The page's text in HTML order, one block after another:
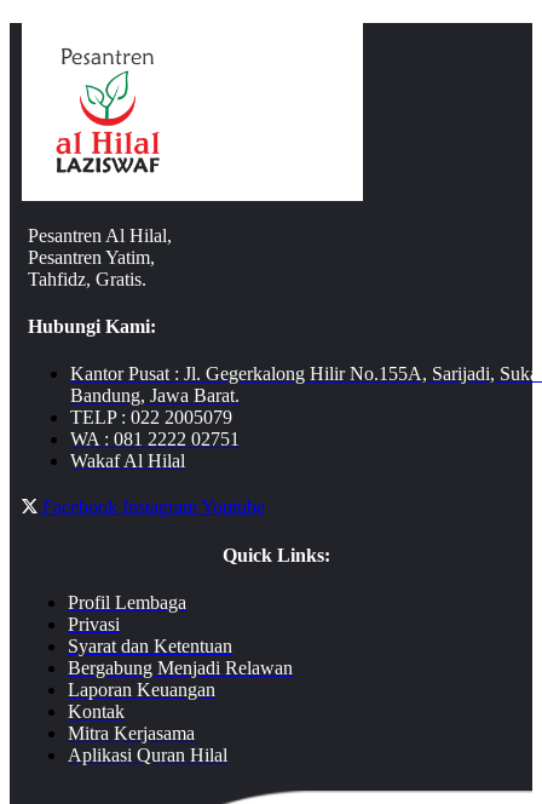
Pesantren Al Hilal,
Pesantren Yatim,
Tahfidz, Gratis.
Hubungi Kami:
Kantor Pusat : Jl. Gegerkalong Hilir No.155A, Sarijadi,
Bandung, Jawa Barat.
TELP : 022 2005079
WA : 081 2222 02751
Wakaf Al Hilal
Facebook InstagramYoutube
Quick Links:
Profil Lembaga
Privasi
Syarat dan Ketentuan
Bergabung Menjadi Relawan
Laporan Keuangan
Kontak
Mitra Kerjasama
Aplikasi Quran Hilal